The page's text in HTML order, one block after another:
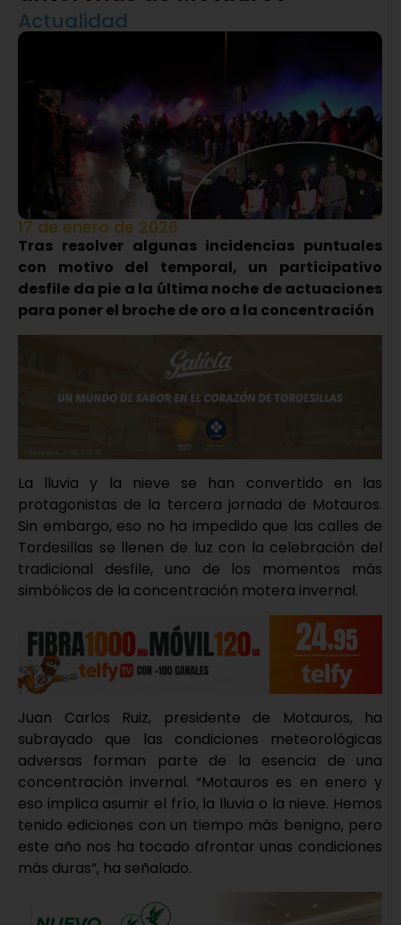
Actualidad
17 de enero de 2026
Tras resolver algunas incidencias puntuales
con motivo del temporal, un participativo
desfile da pie a la última noche de actuaciones
para poner el broche de oro a la concentración
La lluvia y la nieve se han convertido en las
protagonistas de la tercera jornada de Motauros.
Sin embargo, eso no ha impedido que las calles de
Tordesillas se llenen de luz con la celebración del
tradicional desfile, uno de los momentos más
simbólicos de la concentración motera invernal.
Juan Carlos Ruiz, presidente de Motauros, ha
subrayado que las condiciones meteorológicas
adversas forman parte de la esencia de una
concentración invernal. “Motauros es en enero y
eso implica asumir el frío, la lluvia o la nieve. Hemos
tenido ediciones con un tiempo más benigno, pero
este año nos ha tocado afrontar unas condiciones
más duras”, ha señalado.